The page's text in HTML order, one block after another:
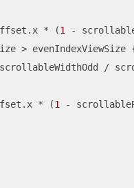
* (1 -
> evenIndexViewSize
scrollableWidthOdd /
* (1 -